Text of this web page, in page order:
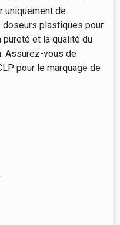
uniquement de
plastiques pour
pureté et la qualité du
Assurez-vous de
pour le marquage de